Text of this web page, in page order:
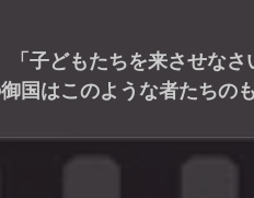
「子どもたちを来させな
国はこのような者たちの